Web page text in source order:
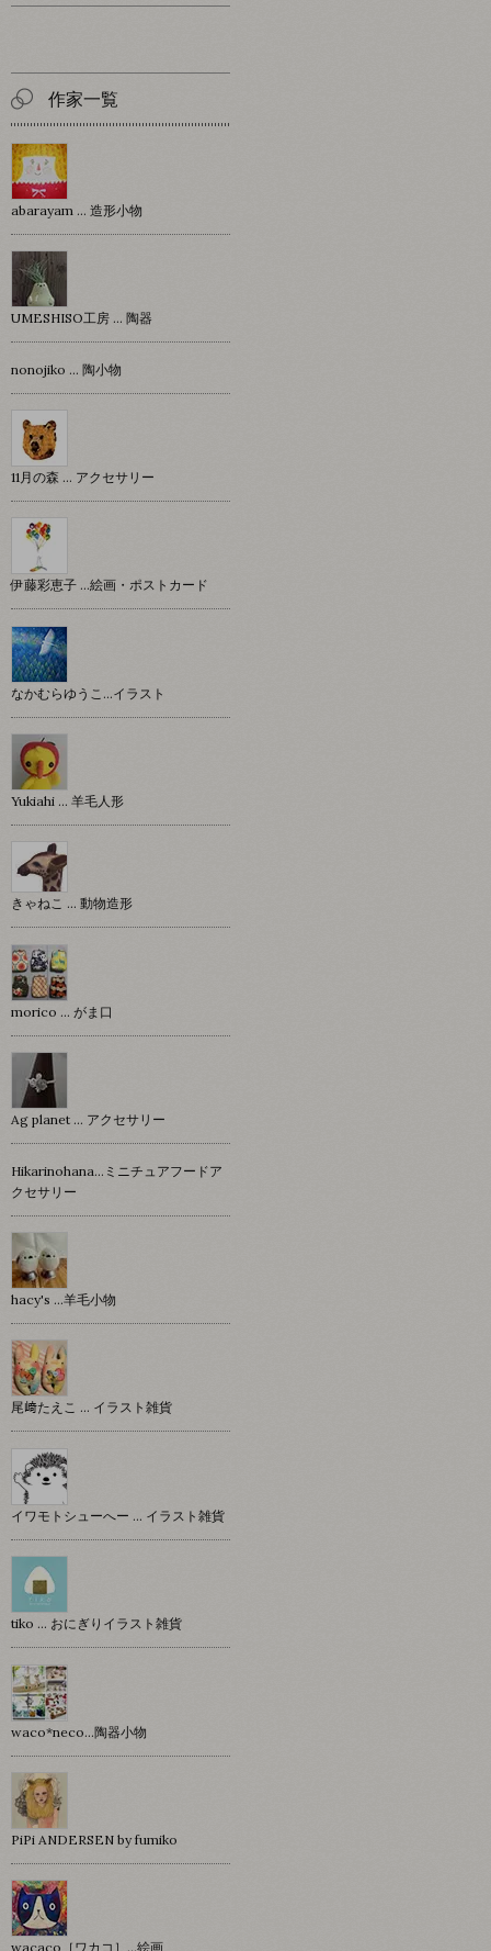
作家一覧
abarayam … 造形小物
UMESHISO工房 … 陶器
nonojiko ... 陶小物
11月の森 … アクセサリー
伊藤彩恵子 …絵画・ポストカード
なかむらゆうこ…イラスト
Yukiahi … 羊毛人形
きゃねこ … 動物造形
morico … がま口
Ag planet … アクセサリー
Hikarinohana…ミニチュアフードア
クセサリー
hacy's …羊毛小物
尾﨑たえこ … イラスト雑貨
イワモトシューへー … イラスト雑貨
tiko … おにぎりイラスト雑貨
waco*neco...陶器小物
PiPi ANDERSEN by fumiko
wacaco［ワカコ］…絵画